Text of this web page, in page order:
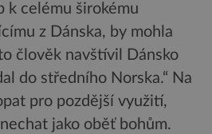
k celému širokému
z Dánska, by mohla
člověk navštívil Dánsko
do středního Norska.“ Na
pro pozdější využití,
jako oběť bohům.